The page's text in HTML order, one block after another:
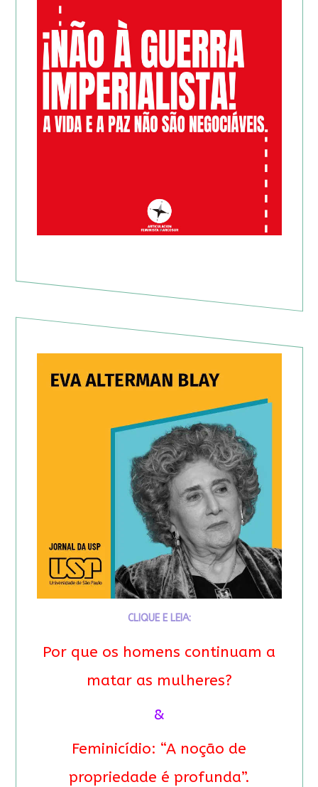
CLIQUE E LEIA:
Por que os homens continuam a
matar as mulheres?
&
Feminicídio: “A noção de
propriedade é profunda”.